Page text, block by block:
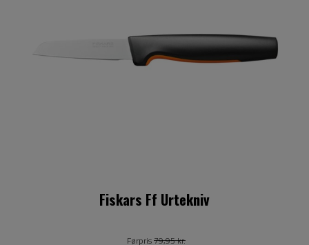
Fiskars Ff Urtekniv
Førpris79,95 kr.